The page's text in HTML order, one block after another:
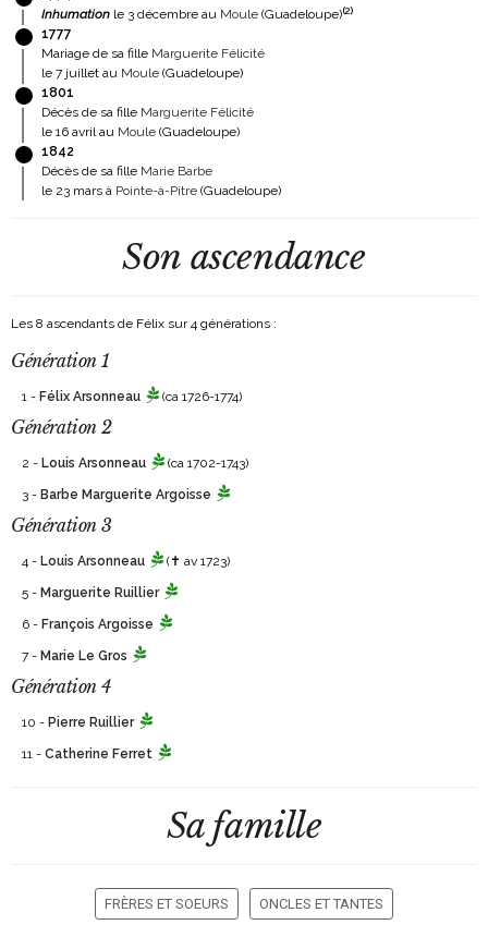
Inhumation le 3 décembre au Moule (Guadeloupe)(2)
1777
Mariage de sa fille Marguerite Félicité
le 7 juillet au Moule (Guadeloupe)
1801
Décès de sa fille Marguerite Félicité
le 16 avril au Moule (Guadeloupe)
1842
Décès de sa fille Marie Barbe
le 23 mars à Pointe-à-Pitre (Guadeloupe)
Son ascendance
Les 8 ascendants de Félix sur 4 générations :
Génération 1
1 - Félix Arsonneau (ca 1726-1774)
Génération 2
2 - Louis Arsonneau (ca 1702-1743)
3 - Barbe Marguerite Argoisse
Génération 3
4 - Louis Arsonneau (✝ av 1723)
5 - Marguerite Ruillier
6 - François Argoisse
7 - Marie Le Gros
Génération 4
10 - Pierre Ruillier
11 - Catherine Ferret
Sa famille
FRÈRES ET SOEURS ONCLES ET TANTES